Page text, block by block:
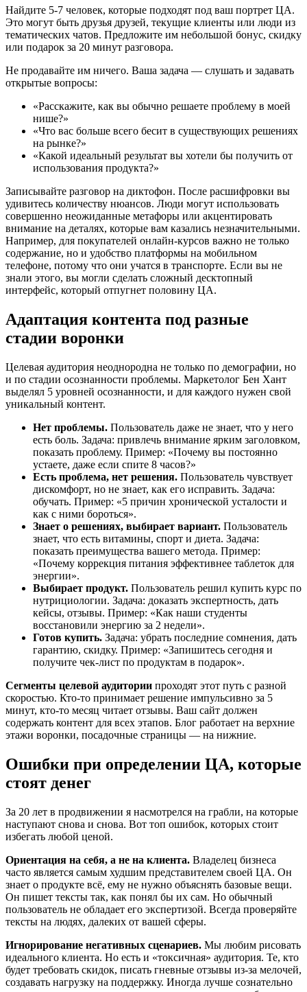
Найдите 5-7 человек, которые подходят под ваш портрет ЦА.
Это могут быть друзья друзей, текущие клиенты или люди из
тематических чатов. Предложите им небольшой бонус, скидку
или подарок за 20 минут разговора.
Не продавайте им ничего. Ваша задача — слушать и задавать
открытые вопросы:
«Расскажите, как вы обычно решаете проблему в моей
нише?»
«Что вас больше всего бесит в существующих решениях
на рынке?»
«Какой идеальный результат вы хотели бы получить от
использования продукта?»
Записывайте разговор на диктофон. После расшифровки вы
удивитесь количеству нюансов. Люди могут использовать
совершенно неожиданные метафоры или акцентировать
внимание на деталях, которые вам казались незначительными.
Например, для покупателей онлайн-курсов важно не только
содержание, но и удобство платформы на мобильном
телефоне, потому что они учатся в транспорте. Если вы не
знали этого, вы могли сделать сложный десктопный
интерфейс, который отпугнет половину ЦА.
Адаптация контента под разные
стадии воронки
Целевая аудитория неоднородна не только по демографии, но
и по стадии осознанности проблемы. Маркетолог Бен Хант
выделял 5 уровней осознанности, и для каждого нужен свой
уникальный контент.
Нет проблемы. Пользователь даже не знает, что у него
есть боль. Задача: привлечь внимание ярким заголовком,
показать проблему. Пример: «Почему вы постоянно
устаете, даже если спите 8 часов?»
Есть проблема, нет решения. Пользователь чувствует
дискомфорт, но не знает, как его исправить. Задача:
обучать. Пример: «5 причин хронической усталости и
как с ними бороться».
Знает о решениях, выбирает вариант. Пользователь
знает, что есть витамины, спорт и диета. Задача:
показать преимущества вашего метода. Пример:
«Почему коррекция питания эффективнее таблеток для
энергии».
Выбирает продукт. Пользователь решил купить курс по
нутрициологии. Задача: доказать экспертность, дать
кейсы, отзывы. Пример: «Как наши студенты
восстановили энергию за 2 недели».
Готов купить. Задача: убрать последние сомнения, дать
гарантию, скидку. Пример: «Запишитесь сегодня и
получите чек-лист по продуктам в подарок».
Сегменты целевой аудитории проходят этот путь с разной
скоростью. Кто-то принимает решение импульсивно за 5
минут, кто-то месяц читает отзывы. Ваш сайт должен
содержать контент для всех этапов. Блог работает на верхние
этажи воронки, посадочные страницы — на нижние.
Ошибки при определении ЦА, которые
стоят денег
За 20 лет в продвижении я насмотрелся на грабли, на которые
наступают снова и снова. Вот топ ошибок, которых стоит
избегать любой ценой.
Ориентация на себя, а не на клиента. Владелец бизнеса
часто является самым худшим представителем своей ЦА. Он
знает о продукте всё, ему не нужно объяснять базовые вещи.
Он пишет тексты так, как понял бы их сам. Но обычный
пользователь не обладает его экспертизой. Всегда проверяйте
тексты на людях, далеких от вашей сферы.
Игнорирование негативных сценариев. Мы любим рисовать
идеального клиента. Но есть и «токсичная» аудитория. Те, кто
будет требовать скидок, писать гневные отзывы из-за мелочей,
создавать нагрузку на поддержку. Иногда лучше сознательно